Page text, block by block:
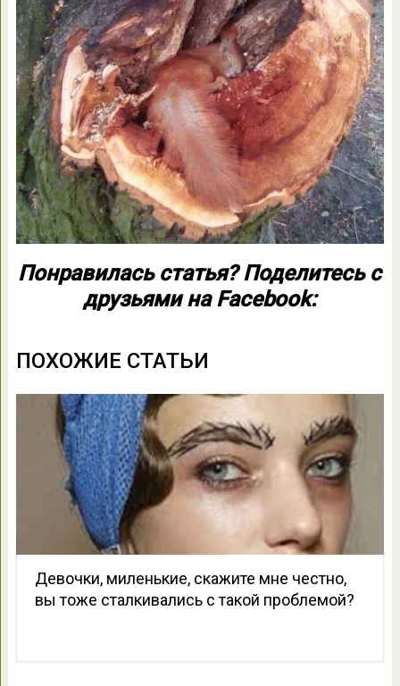
Понравилась статья? Поделитесь с
друзьями на Facebook:
ПОХОЖИЕ СТАТЬИ
Девочки, миленькие, скажите мне честно,
вы тоже сталкивались с такой проблемой?